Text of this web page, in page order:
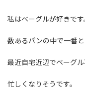
私はベーグルが好きです
数あるパンの中で一番
最近自宅近辺でベーグル
忙しくなりそうです。